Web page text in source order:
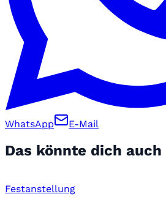
WhatsApp E-Mail
Das könnte dich
Festanstellung